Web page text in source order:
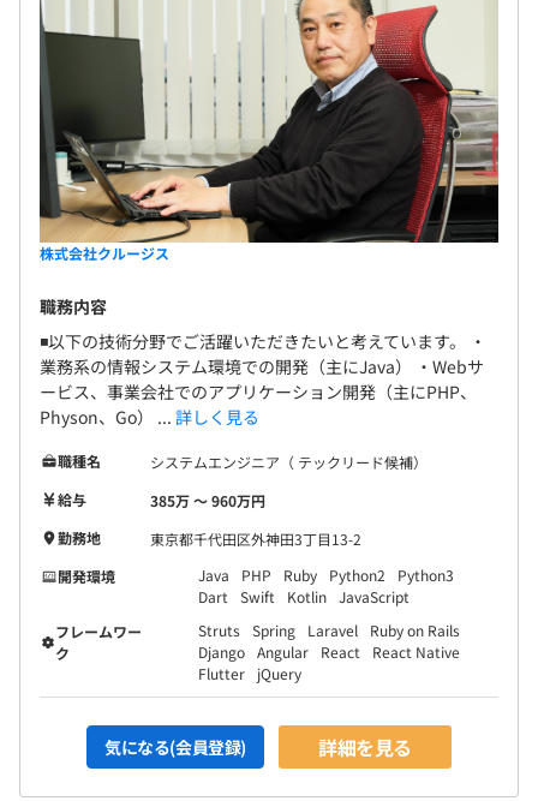
株式会社クルージス
職務内容
◾️以下の技術分野でご活躍いただきたいと考えています。 ・
業務系の情報システム環境での開発（主にJava） ・Webサ
ービス、事業会社でのアプリケーション開発（主にPHP、
Physon、Go） ... 詳しく見る
職種名
システムエンジニア（ テックリード候補）
給与
385万 〜 960万円
勤務地
東京都千代田区外神田3丁目13-2
開発環境
Java PHP Ruby Python2
Python3
Dart
Swift Kotlin JavaScript
フレームワー
ク
Struts Spring Laravel
Ruby on Rails
Django Angular React
React Native
Flutter
jQuery
気になる(会員登録) 詳細を見る